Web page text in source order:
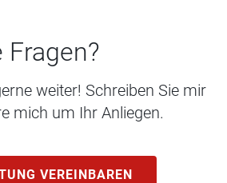
Fragen?
weiter! Schreiben Sie mir
mich um Ihr Anliegen.
VEREINBAREN